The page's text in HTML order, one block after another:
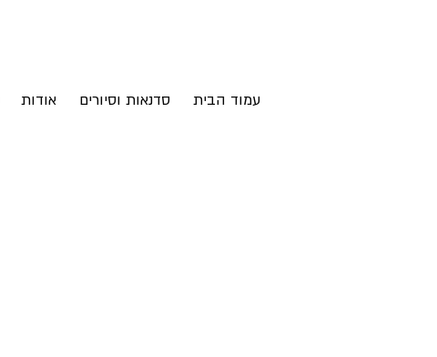
עמוד הבית סדנאות וסיורים אודות